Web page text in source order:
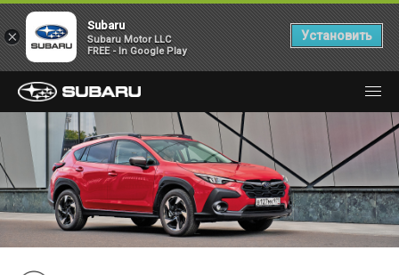
×
Subaru
Subaru Motor LLC
FREE - In Google Play
Установить